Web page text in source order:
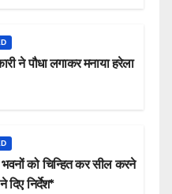
ने पौधा लगाकर मनाया हरेला
को चिन्हित कर सील करने
दिए निर्देश*